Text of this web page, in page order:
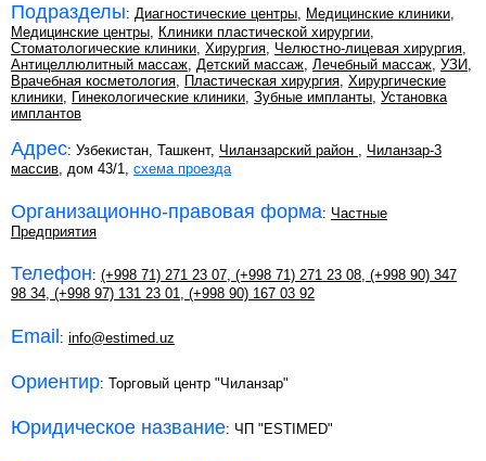
Подразделы: Диагностические центры, Медицинские клиники,
Медицинские центры, Клиники пластической хирургии,
Стоматологические клиники, Хирургия, Челюстно-лицевая хирургия,
Антицеллюлитный массаж, Детский массаж, Лечебный массаж, УЗИ,
Врачебная косметология, Пластическая хирургия, Хирургические
клиники, Гинекологические клиники, Зубные импланты, Установка
имплантов
Адрес: Узбекистан, Ташкент, Чиланзарский район , Чиланзар-3
массив, дом 43/1, схема проезда
Организационно-правовая форма: Частные
Предприятия
Телефон: (+998 71) 271 23 07, (+998 71) 271 23 08, (+998 90) 347
98 34, (+998 97) 131 23 01, (+998 90) 167 03 92
Email: info@estimed.uz
Ориентир: Торговый центр "Чиланзар"
Юридическое название: ЧП "ESTIMED"